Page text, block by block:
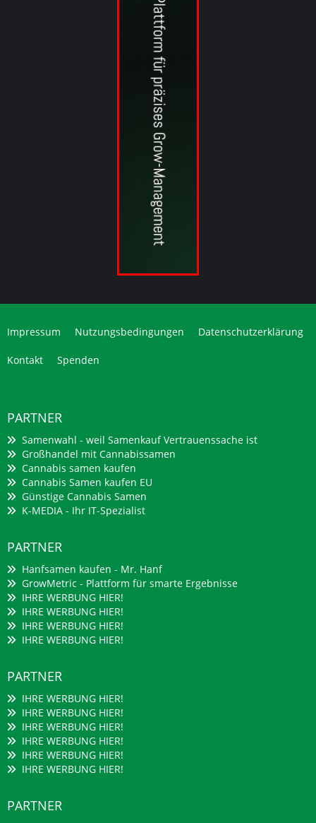
Impressum Nutzungsbedingungen Datenschutzerklärung
Kontakt Spenden
PARTNER
Samenwahl - weil Samenkauf Vertrauenssache ist
Großhandel mit Cannabissamen
Cannabis samen kaufen
Cannabis Samen kaufen EU
Günstige Cannabis Samen
K-MEDIA - Ihr IT-Spezialist
PARTNER
Hanfsamen kaufen - Mr. Hanf
GrowMetric - Plattform für smarte Ergebnisse
IHRE WERBUNG HIER!
IHRE WERBUNG HIER!
IHRE WERBUNG HIER!
IHRE WERBUNG HIER!
PARTNER
IHRE WERBUNG HIER!
IHRE WERBUNG HIER!
IHRE WERBUNG HIER!
IHRE WERBUNG HIER!
IHRE WERBUNG HIER!
IHRE WERBUNG HIER!
PARTNER